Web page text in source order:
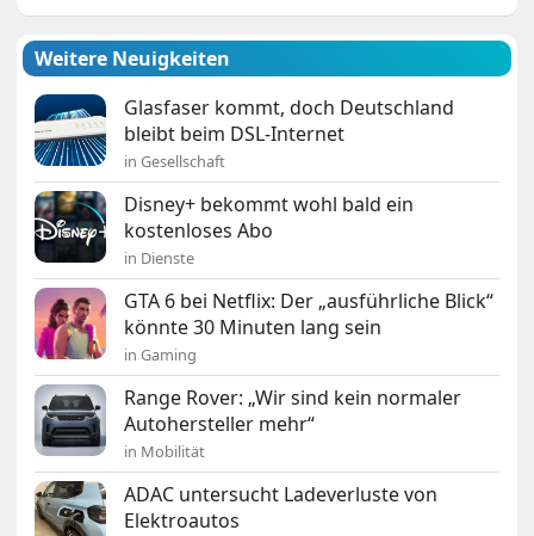
Weitere Neuigkeiten
Glasfaser kommt, doch Deutschland
bleibt beim DSL-Internet
in Gesellschaft
Disney+ bekommt wohl bald ein
kostenloses Abo
in Dienste
GTA 6 bei Netflix: Der „ausführliche Blick“
könnte 30 Minuten lang sein
in Gaming
Range Rover: „Wir sind kein normaler
Autohersteller mehr“
in Mobilität
ADAC untersucht Ladeverluste von
Elektroautos